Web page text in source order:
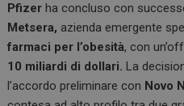
ce
b
o
o
ke
dI
n
at
s
A
p
Pfizer ha concluso con
Metsera, azienda emergente
farmaci per l’obesità, con
10 miliardi di dollari. La
l’accordo preliminare con Novo